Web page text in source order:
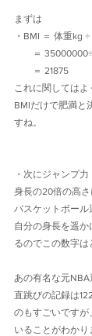
まずは
・BMI ＝ 体重kg
＝ 35000000÷
＝ 21875
これに関しては
BMIだけで肥満と
すね。
・次にジャンプ力
身長の20倍の高さ
バスケットボール
自分の身長を遥
るのでこの数字は
あの有名な元
直跳びの記録は
のもすごいですが
いることがわかり